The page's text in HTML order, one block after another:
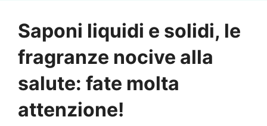
Saponi liquidi e solidi, le
fragranze nocive alla
salute: fate molta
attenzione!